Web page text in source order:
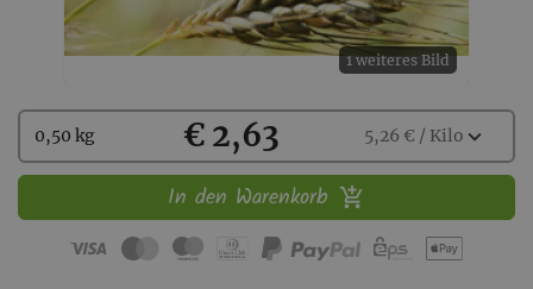
1 weiteres Bild
Kaufen
Wählen
Sie
Menge
0,50 kg € 2,63 5,26 € / Kiloexpand_more
In den Warenkorb